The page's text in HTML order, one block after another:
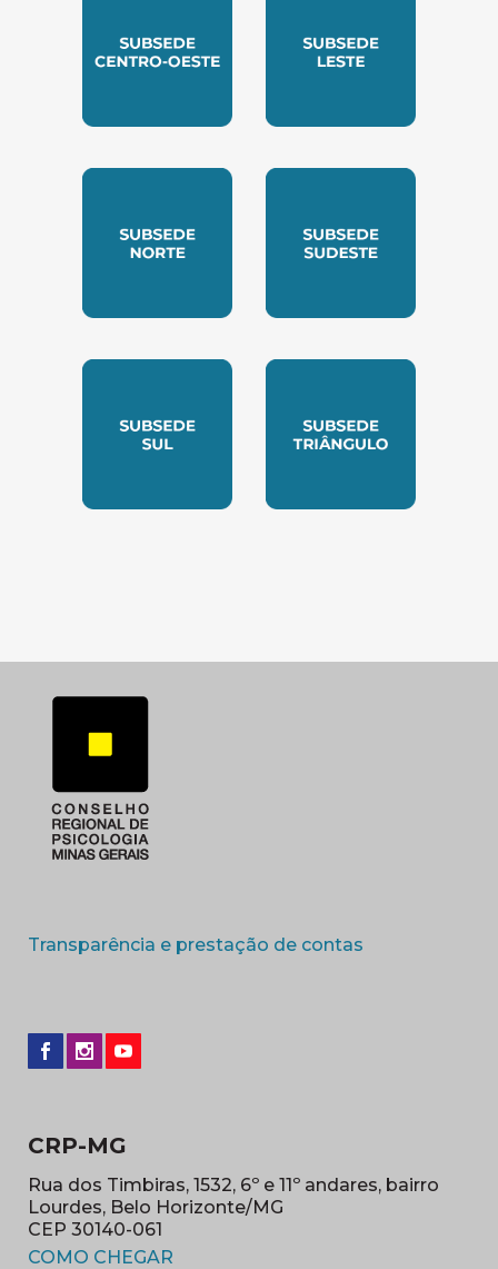
Transparência e prestação de contas
CRP-MG
Rua dos Timbiras, 1532, 6º e 11º andares, bairro
Lourdes, Belo Horizonte/MG
CEP 30140-061
COMO CHEGAR